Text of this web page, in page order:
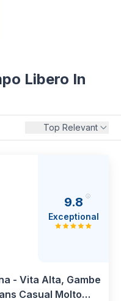
Libero In
Top Relevant
9.8
Exceptional
- Vita Alta, Gambe
Casual Molto